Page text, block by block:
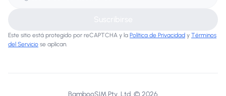
Este sitio está protegido por reCAPTCHA y la Política de Privacidad y Términos
del Servicio se aplican.
BambooSIM Pty. Ltd. © 2026